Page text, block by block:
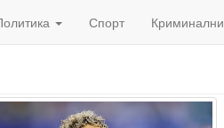
Спорт Криминални